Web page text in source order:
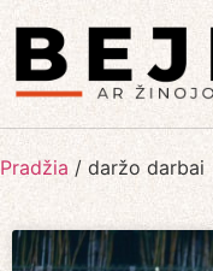
Pradžia / daržo darbai